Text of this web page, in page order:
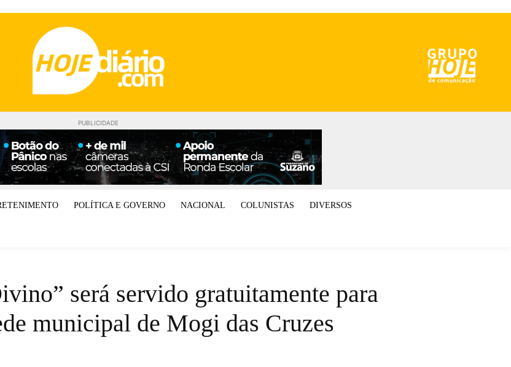
PUBLICIDADE
POLÍTICA E GOVERNO NACIONAL COLUNISTAS DIVERSOS
será servido gratuitamente para
municipal de Mogi das Cruzes